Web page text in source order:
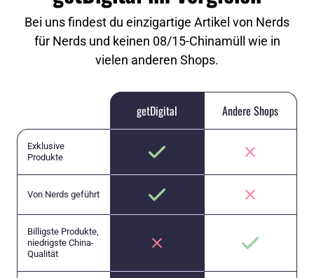
Bei uns findest du einzigartige Artikel von Nerds
für Nerds und keinen 08/15-Chinamüll wie in
vielen anderen Shops.
getDigital Andere Shops
Exklusive
Produkte
Von Nerds geführt
Billigste Produkte,
niedrigste China-
Qualität